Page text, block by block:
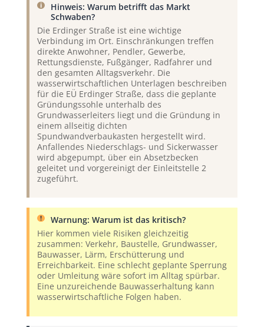
Hinweis: Warum betrifft das Markt
Schwaben?
Die Erdinger Straße ist eine wichtige
Verbindung im Ort. Einschränkungen treffen
direkte Anwohner, Pendler, Gewerbe,
Rettungsdienste, Fußgänger, Radfahrer und
den gesamten Alltagsverkehr. Die
wasserwirtschaftlichen Unterlagen beschreiben
für die EÜ Erdinger Straße, dass die geplante
Gründungssohle unterhalb des
Grundwasserleiters liegt und die Gründung in
einem allseitig dichten
Spundwandverbaukasten hergestellt wird.
Anfallendes Niederschlags- und Sickerwasser
wird abgepumpt, über ein Absetzbecken
geleitet und vorgereinigt der Einleitstelle 2
zugeführt.
Warnung: Warum ist das kritisch?
Hier kommen viele Risiken gleichzeitig
zusammen: Verkehr, Baustelle, Grundwasser,
Bauwasser, Lärm, Erschütterung und
Erreichbarkeit. Eine schlecht geplante Sperrung
oder Umleitung wäre sofort im Alltag spürbar.
Eine unzureichende Bauwasserhaltung kann
wasserwirtschaftliche Folgen haben.